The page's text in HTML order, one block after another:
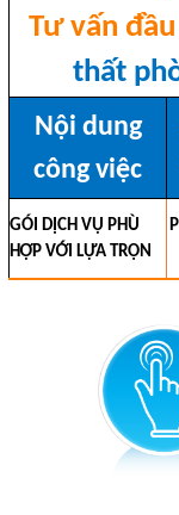
Tư vấn
thất
Nội dung
công việc
GÓI DỊCH VỤ PHÙ
HỢP VỚI LỰA TRỌN